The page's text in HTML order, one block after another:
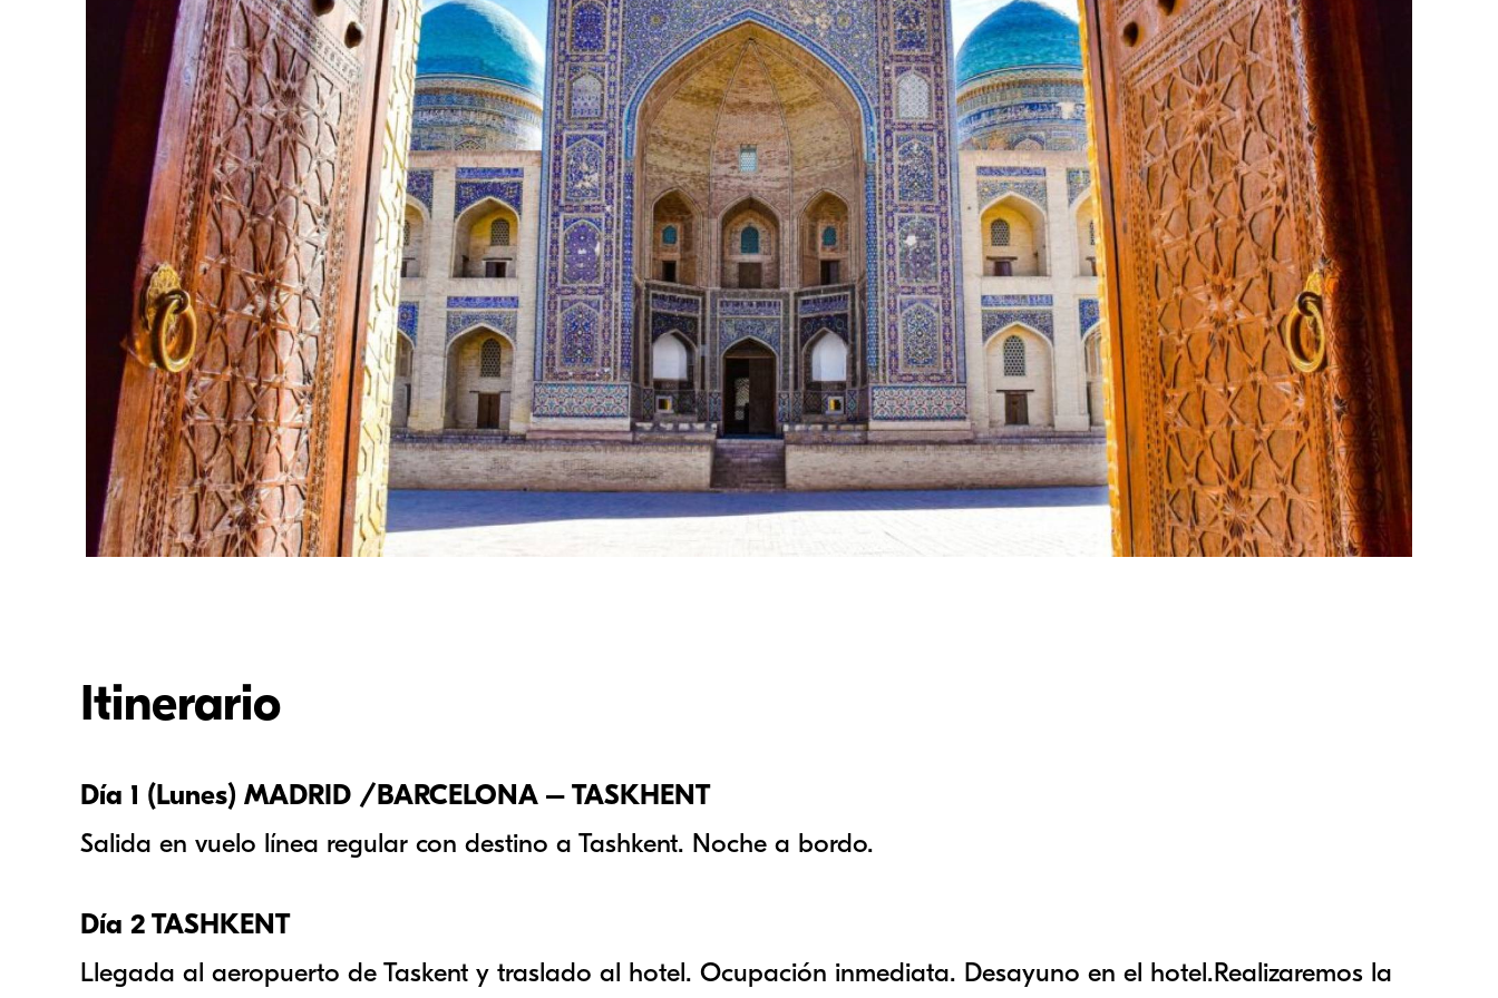
Itinerario
Día 1 (Lunes) MADRID /BARCELONA – TASKHENT
Salida en vuelo línea regular con destino a Tashkent. Noche a bordo.
Día 2 TASHKENT
Llegada al aeropuerto de Taskent y traslado al hotel. Ocupación inmediata. Desayuno en el hotel.Realizaremos la